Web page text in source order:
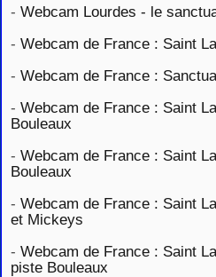
- Webcam Lourdes - le
- Webcam de France : Saint
- Webcam de France :
- Webcam de France : Saint
Bouleaux
- Webcam de France : Saint
Bouleaux
- Webcam de France : Saint
et Mickeys
- Webcam de France : Saint
piste Bouleaux